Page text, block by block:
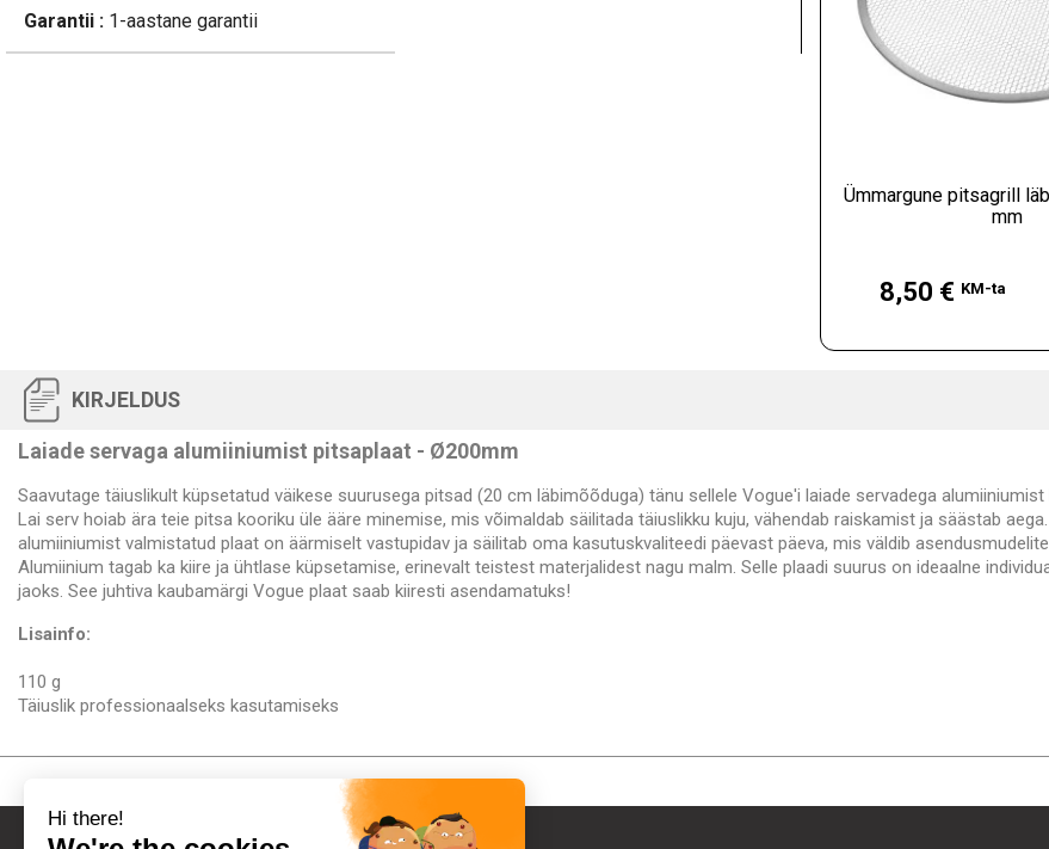
Garantii : 1-aastane garantii
Ümmargune pitsagrill
mm
8,50 € KM-ta
KIRJELDUS
Laiade servaga alumiiniumist pitsaplaat - Ø200mm
Saavutage täiuslikult küpsetatud väikese suurusega pitsad (20 cm läbimõõduga) tänu sellele Vogue'i laiade servadega alumiiniumist
Lai serv hoiab ära teie pitsa kooriku üle ääre minemise, mis võimaldab säilitada täiuslikku kuju, vähendab raiskamist ja säästab
alumiiniumist valmistatud plaat on äärmiselt vastupidav ja säilitab oma kasutuskvaliteedi päevast päeva, mis väldib
Alumiinium tagab ka kiire ja ühtlase küpsetamise, erinevalt teistest materjalidest nagu malm. Selle plaadi suurus on ideaalne
jaoks. See juhtiva kaubamärgi Vogue plaat saab kiiresti asendamatuks!
Lisainfo:
110 g
Täiuslik professionaalseks kasutamiseks